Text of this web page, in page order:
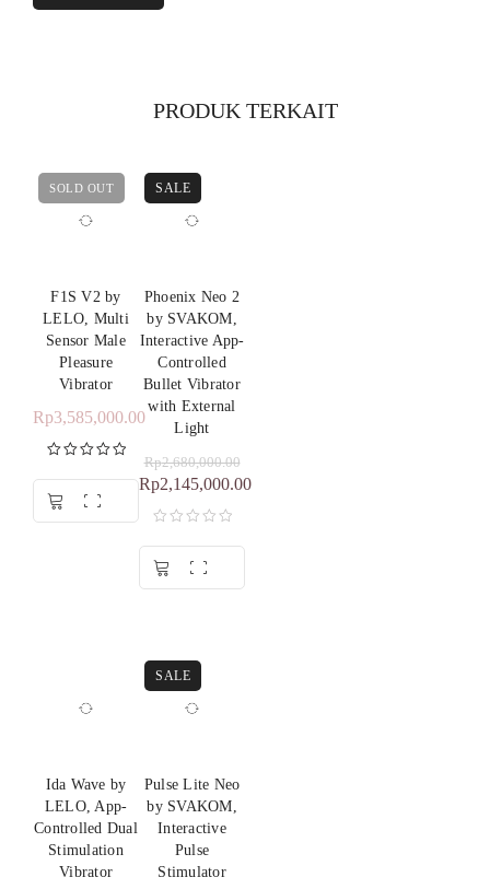
PRODUK TERKAIT
SOLD OUT
F1S V2 by
LELO, Multi
Sensor Male
Pleasure
Vibrator
Rp3,585,000.00
Dinilai5.00
dari 5
SALE
Phoenix Neo 2
by SVAKOM,
Interactive App-
Controlled
Bullet Vibrator
with External
Light
Rp2,680,000.00
Rp2,145,000.00
Ida Wave by
LELO, App-
Controlled Dual
Stimulation
Vibrator
SALE
Pulse Lite Neo
by SVAKOM,
Interactive
Pulse
Stimulator